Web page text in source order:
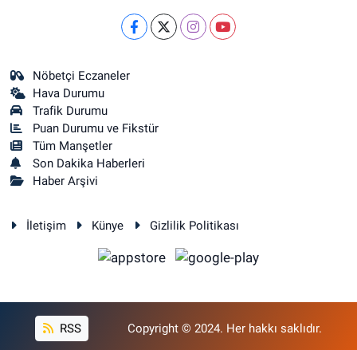
Nöbetçi Eczaneler
Hava Durumu
Trafik Durumu
Puan Durumu ve Fikstür
Tüm Manşetler
Son Dakika Haberleri
Haber Arşivi
İletişim Künye Gizlilik Politikası
RSS Copyright © 2024. Her hakkı saklıdır.